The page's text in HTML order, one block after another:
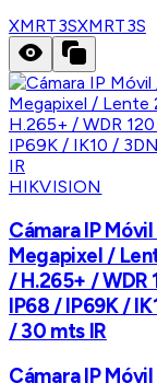
XMRT3SXMRT3S
HIKVISION
Cámara IP
Megapixel /
/ H.265+ / WDR
IP68 / IP69K /
/ 30 mts IR
Cámara IP